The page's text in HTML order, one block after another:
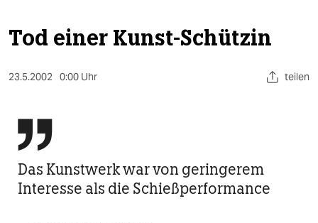
themen
gesellschaft
kultur
sport
Tod einer Kunst-Schützin
23.5.2002 0:00 Uhr teilen

Das Kunstwerk war von geringerem
Interesse als die Schießperformance